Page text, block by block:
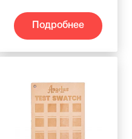
Подробнее